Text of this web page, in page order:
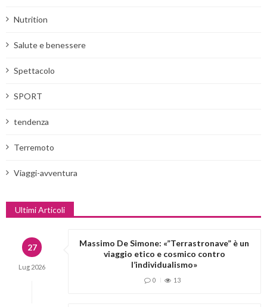
Nutrition
Salute e benessere
Spettacolo
SPORT
tendenza
Terremoto
Viaggi-avventura
Ultimi Articoli
27
Lug 2026
Massimo De Simone: «”Terrastronave” è un
viaggio etico e cosmico contro
l’individualismo»
0 13